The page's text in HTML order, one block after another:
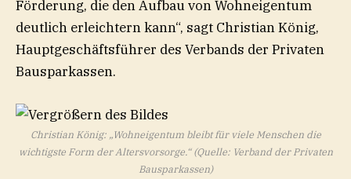
Förderung, die den Aufbau von Wohneigentum
deutlich erleichtern kann“, sagt Christian König,
Hauptgeschäftsführer des Verbands der Privaten
Bausparkassen.
Christian König: „Wohneigentum bleibt für viele Menschen die
wichtigste Form der Altersvorsorge.“ (Quelle: Verband der Privaten
Bausparkassen)